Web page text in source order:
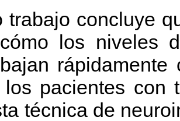
trabajo concluye
los niveles
pacientes con
técnica de